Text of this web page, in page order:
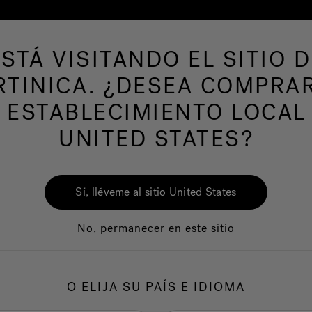
hidromasaje Más productos Nuestra
Servicio al
VISITANDO EL SITIO
¿DESEA
ESTABLECIMIENTO LOCAL
UNITED STATES?
Sí, lléveme al sitio United States
No, permanecer en este sitio
O ELIJA SU PAÍS E IDIOMA